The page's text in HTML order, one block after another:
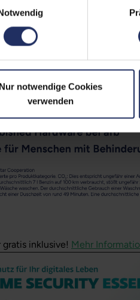
Nur notwendige Cookies
verwenden
gratis inklusive! Mehr